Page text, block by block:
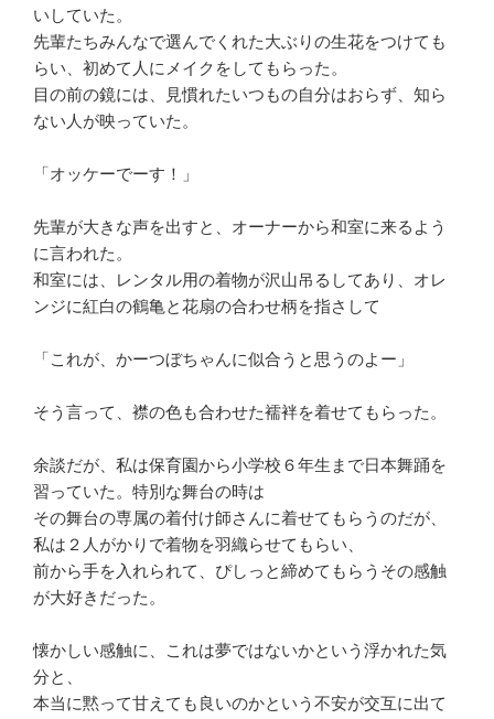
いしていた。
先輩たちみんなで選んでくれた大ぶりの生花をつけても
らい、初めて人にメイクをしてもらった。
目の前の鏡には、見慣れたいつもの自分はおらず、知ら
ない人が映っていた。
「オッケーでーす！」
先輩が大きな声を出すと、オーナーから和室に来るよう
に言われた。
和室には、レンタル用の着物が沢山吊るしてあり、オレ
ンジに紅白の鶴亀と花扇の合わせ柄を指さして
「これが、かーつぼちゃんに似合うと思うのよー」
そう言って、襟の色も合わせた襦袢を着せてもらった。
余談だが、私は保育園から小学校６年生まで日本舞踊を
習っていた。特別な舞台の時は
その舞台の専属の着付け師さんに着せてもらうのだが、
私は２人がかりで着物を羽織らせてもらい、
前から手を入れられて、ぴしっと締めてもらうその感触
が大好きだった。
懐かしい感触に、これは夢ではないかという浮かれた気
分と、
本当に黙って甘えても良いのかという不安が交互に出て